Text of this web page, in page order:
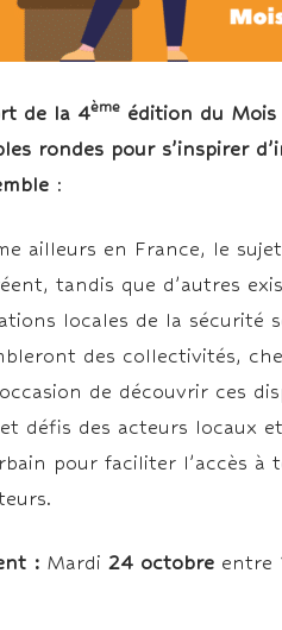
de la 4ème édition du
rondes pour s’inspirer
:
ailleurs en France, le
tandis que d’autres
locales de la sécurité
des collectivités,
de découvrir ces
défis des acteurs locaux
pour faciliter l’accès à
: Mardi 24 octobre entre